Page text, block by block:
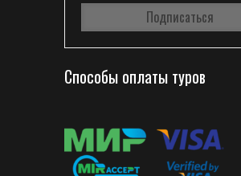
Способы оплаты туров